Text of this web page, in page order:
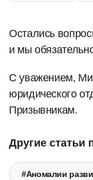
Остались
и мы
С уважением,
юридического
Призывникам.
Другие статьи
#Аномалии